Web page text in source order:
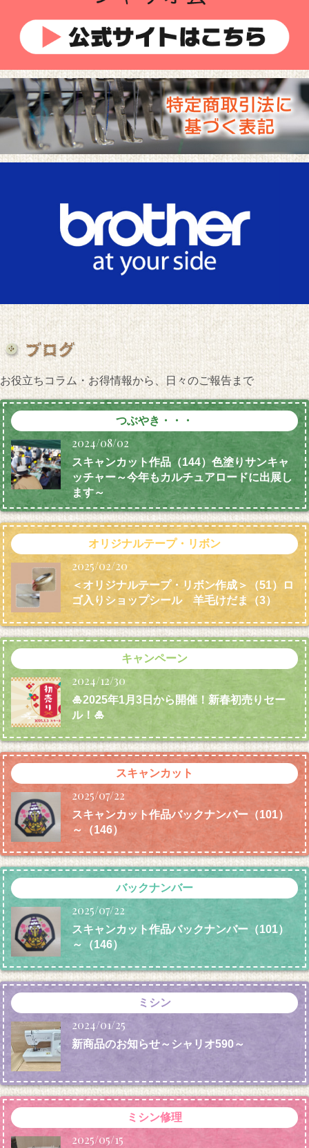
お役立ちコラム・お得情報から、日々のご報告まで
つぶやき・・・
2024/08/02
スキャンカット作品（144）色塗りサンキャ
ッチャー～今年もカルチュアロードに出展し
ます～
オリジナルテープ・リボン
2025/02/20
＜オリジナルテープ・リボン作成＞（51）ロ
ゴ入りショップシール 羊毛けだま （3）
キャンペーン
2024/12/30
🎍2025年1月3日から開催！新春初売りセー
ル！🎍
スキャンカット
2025/07/22
スキャンカット作品バックナンバー（101）
～（146）
バックナンバー
2025/07/22
スキャンカット作品バックナンバー（101）
～（146）
ミシン
2024/01/25
新商品のお知らせ～シャリオ590～
ミシン修理
2025/05/15